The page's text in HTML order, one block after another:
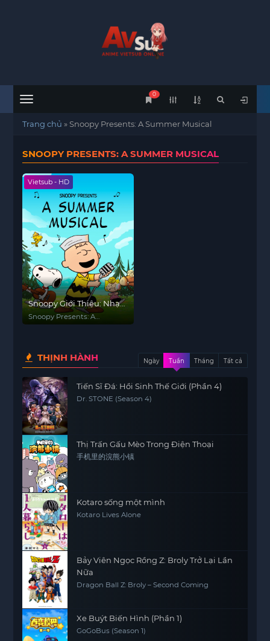
Menu
0
Trang chủ »Snoopy Presents: A Summer Musical
SNOOPY PRESENTS: A SUMMER MUSICAL
Vietsub - HD
Snoopy Giới Thiệu: Nhạc
Hội Mùa Hè
Snoopy Presents: A
THỊNH HÀNH Ngày Tuần Tháng Tất cả
Tiến Sĩ Đá: Hồi Sinh Thế Giới (Phần 4)
Dr. STONE (Season 4)
Thị Trấn Gấu Mèo Trong Điện Thoại
手机里的浣熊小镇
Kotaro sống một mình
Kotaro Lives Alone
Bảy Viên Ngọc Rồng Z: Broly Trở Lại Lần
Nữa
Dragon Ball Z: Broly – Second Coming
Xe Buýt Biến Hình (Phần 1)
GoGoBus (Season 1)